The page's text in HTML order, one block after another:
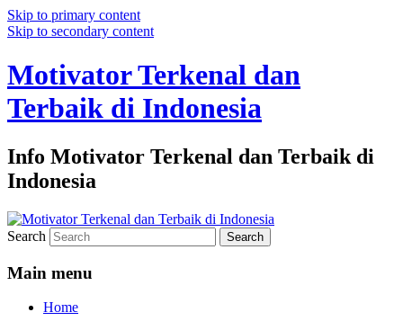
Skip to primary content
Skip to secondary content
Motivator Terkenal dan
Terbaik di Indonesia
Info Motivator Terkenal dan Terbaik di
Indonesia
Search
Main menu
Home